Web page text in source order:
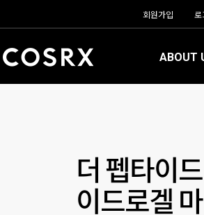
회원가입 로
ABOUT
더 펩타이
이드로겔